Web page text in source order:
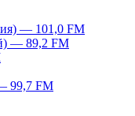
— 101,0 FM
— 89,2 FM
99,7 FM